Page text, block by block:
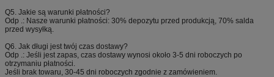
Q5. Jakie są warunki płatności?
Odp .: Nasze warunki płatności: 30% depozytu przed produkcją, 70% salda
przed wysyłką.
Q6. Jak długi jest twój czas dostawy?
Odp .: Jeśli jest zapas, czas dostawy wynosi około 3-5 dni roboczych po
otrzymaniu płatności.
Jeśli brak towaru, 30-45 dni roboczych zgodnie z zamówieniem.